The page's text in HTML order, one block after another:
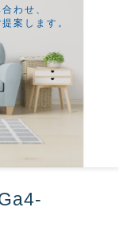
わせ、
案します。